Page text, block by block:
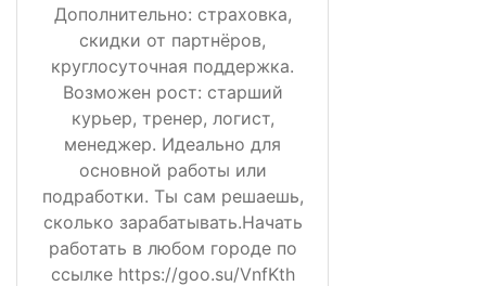
Дополнительно: страховка,
скидки от партнёров,
круглосуточная поддержка.
Возможен рост: старший
курьер, тренер, логист,
менеджер. Идеально для
основной работы или
подработки. Ты сам решаешь,
сколько зарабатывать.Начать
работать в любом городе по
ссылке https://goo.su/VnfKth